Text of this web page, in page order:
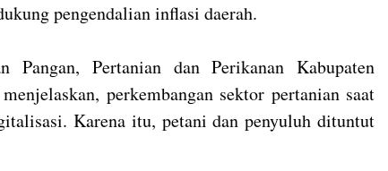
pengendalian inflasi daerah.
Pangan, Pertanian dan Perikanan Kabupaten
perkembangan sektor pertanian saat
Karena itu, petani dan penyuluh dituntut